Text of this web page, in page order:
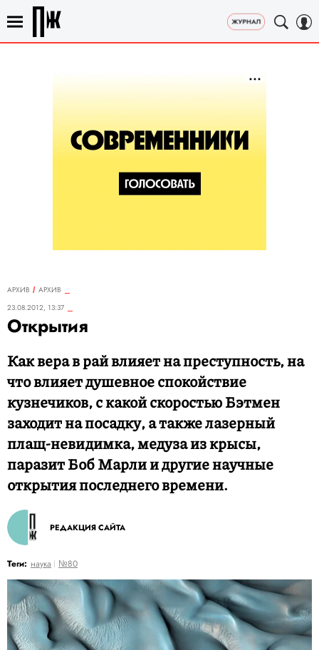
АРХИВ
АРХИВ
23.08.2012, 13:37
Открытия
Как вера в рай влияет на преступность, на
что влияет душевное спокойствие
кузнечиков, с какой скоростью Бэтмен
заходит на посадку, а также лазерный
плащ-невидимка, медуза из крысы,
паразит Боб Марли и другие научные
открытия последнего времени.
РЕДАКЦИЯ САЙТА
Теги: наука №80